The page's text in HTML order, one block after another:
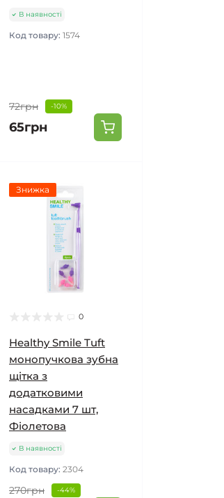
В наявності
Код товару: 1574
72грн -10%
65грн
Знижка
0
Healthy Smile Tuft
монопучкова зубна
щітка з
додатковими
насадками 7 шт,
Фіолетова
В наявності
Код товару: 2304
270грн -44%